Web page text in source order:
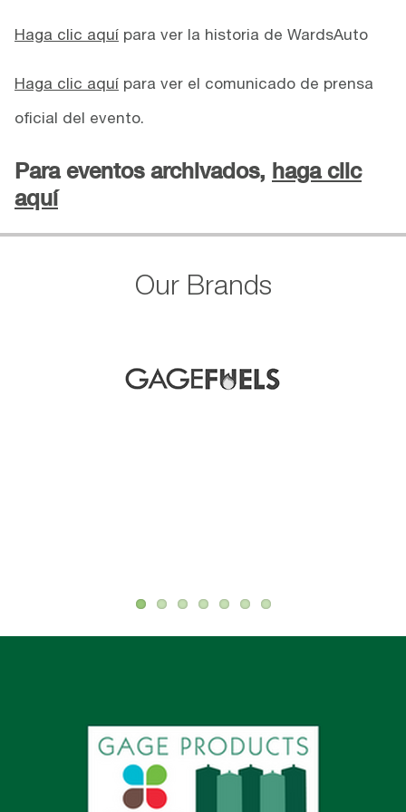
Haga clic aquí para ver la historia de WardsAuto
Haga clic aquí para ver el comunicado de prensa
oficial del evento.
Para eventos archivados, haga clic
aquí
Our Brands